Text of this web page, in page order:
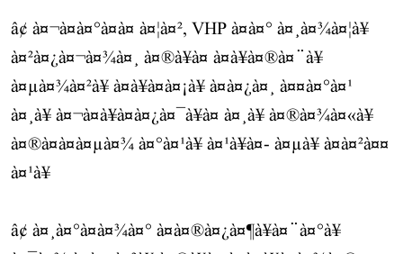
â¢ à¤¬à¤à¤°à¤à¤ à¤¦à¤², VHP à¤à¤° à¤¸à¤¾à¤¦à¥
à¤²à¤¿à¤¬à¤¾à¤¸ à¤®à¥à¤ à¤à¥à¤®à¤¨à¥
à¤µà¤¾à¤²à¥ à¤à¥à¤à¤¡à¥ à¤à¤¿à¤¸ à¤¤à¤°à¤¹
à¤¸à¥ à¤¬à¤à¥à¤à¤¿à¤¯à¥à¤ à¤¸à¥ à¤®à¤¾à¤«à¥
à¤®à¤à¤à¤µà¤¾ à¤°à¤¹à¥ à¤¹à¥à¤- à¤µà¥ à¤à¤²à¤¤
à¤¹à¥
â¢ à¤¸à¤°à¤à¤¾à¤° à¤à¤®à¤¿à¤¶à¥à¤¨à¤°à¥